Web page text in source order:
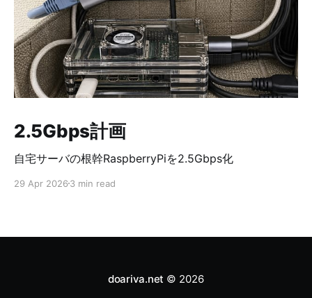
2.5Gbps計画
自宅サーバの根幹RaspberryPiを2.5Gbps化
29 Apr 2026 3 min read
doariva.net © 2026